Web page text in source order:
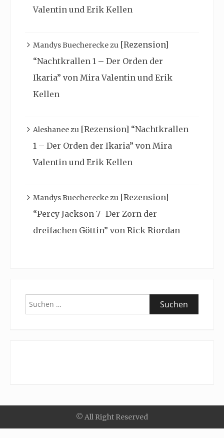
Valentin und Erik Kellen
Mandys Buechereckezu [Rezension]
“Nachtkrallen 1 – Der Orden der
Ikaria” von Mira Valentin und Erik
Kellen
Aleshaneezu [Rezension] “Nachtkrallen
1 – Der Orden der Ikaria” von Mira
Valentin und Erik Kellen
Mandys Buechereckezu [Rezension]
“Percy Jackson 7- Der Zorn der
dreifachen Göttin” von Rick Riordan
Suchen
nach:
© All Right Reserved